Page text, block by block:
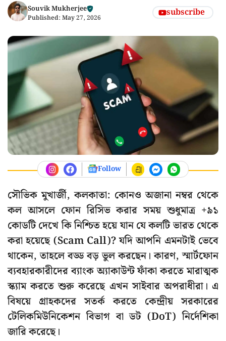
Souvik Mukherjee
Published: May 27, 2026 subscribe
Follow
সৌভিক মুখার্জী, কলকাতা: কোনও অজানা নম্বর থেকে
কল আসলে ফোন রিসিভ করার সময় শুধুমাত্র +৯১
কোডটি দেখে কি নিশ্চিত হয়ে যান যে কলটি ভারত থেকে
করা হয়েছে (Scam Call)? যদি আপনি এমনটাই ভেবে
থাকেন, তাহলে বড্ড বড় ভুল করছেন। কারণ, স্মার্টফোন
ব্যবহারকারীদের ব্যাংক অ্যাকাউন্ট ফাঁকা করতে মারাত্মক
স্ক্যাম করতে শুরু করেছে এখন সাইবার অপরাধীরা। এ
বিষয়ে গ্রাহকদের সতর্ক করতে কেন্দ্রীয় সরকারের
টেলিকমিউনিকেশন বিভাগ বা ডট (DoT) নির্দেশিকা
জারি করেছে।